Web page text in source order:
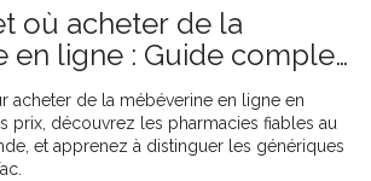
où acheter de la
en ligne : Guide complet,
sûres
acheter de la mébéverine en ligne en
prix, découvrez les pharmacies fiables au
et apprenez à distinguer les génériques